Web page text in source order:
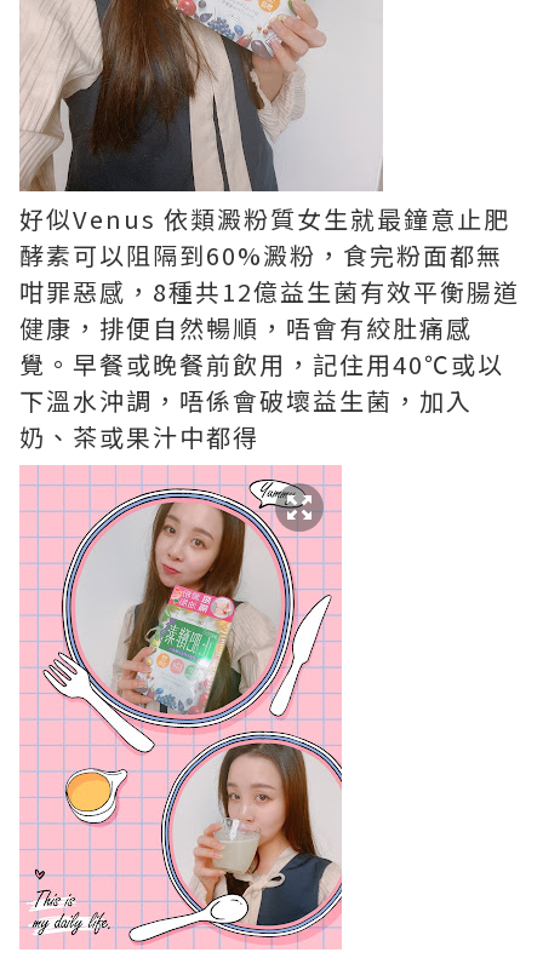
好似Venus 依類澱粉質女生就最鐘意止肥
酵素可以阻隔到60%澱粉，食完粉面都無
咁罪惡感，8種共12億益生菌有效平衡腸道
健康，排便自然暢順，唔會有絞肚痛感
覺。早餐或晚餐前飲用，記住用40℃或以
下溫水沖調，唔係會破壞益生菌，加入
奶、茶或果汁中都得